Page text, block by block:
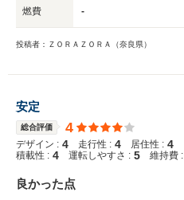
燃費 -
投稿者：ＺＯＲＡＺＯＲＡ（奈良県）
安定
総合評価 4
デザイン : 4 走行性 : 4 居住性 : 4
積載性 : 4 運転しやすさ : 5 維持費 :
良かった点